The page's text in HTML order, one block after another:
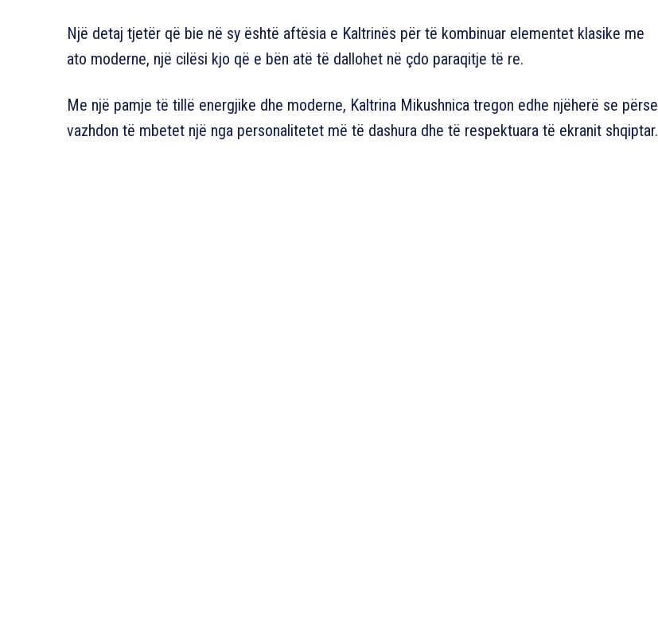
Një detaj tjetër që bie në sy është aftësia e Kaltrinës për të kombinuar elementet klasike me
ato moderne, një cilësi kjo që e bën atë të dallohet në çdo paraqitje të re.
Me një pamje të tillë energjike dhe moderne, Kaltrina Mikushnica tregon edhe njëherë se përse
vazhdon të mbetet një nga personalitetet më të dashura dhe të respektuara të ekranit shqiptar.